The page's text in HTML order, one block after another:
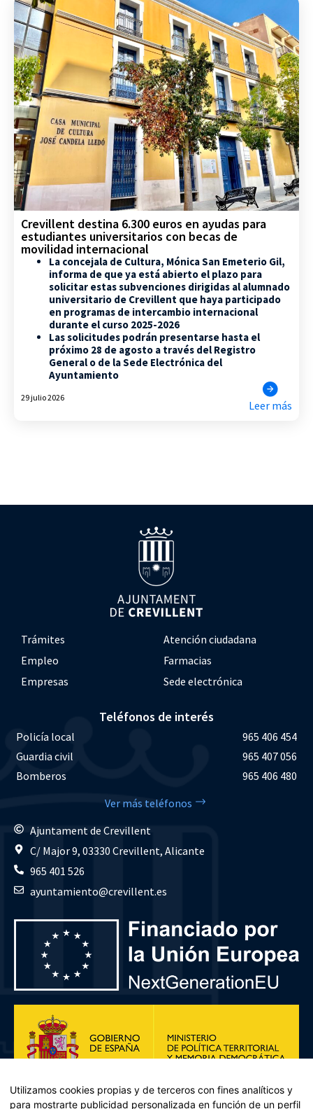
Crevillent destina 6.300 euros en ayudas para
estudiantes universitarios con becas de
movilidad internacional
La concejala de Cultura, Mónica San Emeterio Gil,
informa de que ya está abierto el plazo para
solicitar estas subvenciones dirigidas al alumnado
universitario de Crevillent que haya participado
en programas de intercambio internacional
durante el curso 2025-2026
Las solicitudes podrán presentarse hasta el
próximo 28 de agosto a través del Registro
General o de la Sede Electrónica del
Ayuntamiento
29 julio 2026
Leer más
Trámites
Atención ciudadana
Empleo
Farmacias
Empresas
Sede electrónica
Teléfonos de interés
Policía local
965 406 454
Guardia civil
965 407 056
Bomberos
965 406 480
Ver más teléfonos
Ajuntament de Crevillent
C/ Major 9, 03330 Crevillent, Alicante
965 401 526
ayuntamiento@crevillent.es
Utilizamos cookies propias y de terceros con fines analíticos y
para mostrarte publicidad personalizada en función de un perfil